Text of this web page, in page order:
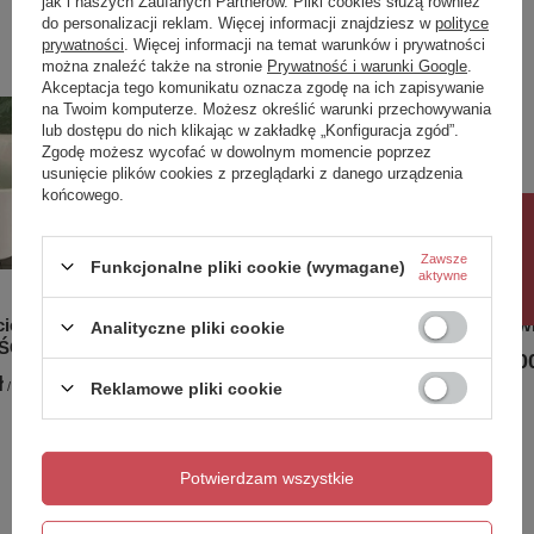
Najwyższa jakość akrylu
Produkty akrylowe POLIMAT cechuje wytrzymałość i
trwałość.
zlewozmywaków jest wyjątkowo gładka, w jednolitej
śnieżnobiałej barwie ponieważ surowiec do produkcji
naszych modeli pozyskujemy od najlepszych
europejskich producentów!
Miękko wyprofilowane krawędzie i zagięcia wpływają
korzystnie na komfort korzystania z wanny, brodzika
czy zlewozmywaka, a kolejną zaletą tworzywa jest
Produkty akrylowe długo utrzymują temperaturę wody,
co jest szczególnie ważne podczas kąpieli. Wiele
osób lubi korzystać z dłuższych, gorących kąpieli, a
dolewanie wody tylko rozprasza relaks. Ponadto jest to
Poprzedni z tej kategorii
/
Wanna wolnostojąca przyścienna
Lampa
1
Następny z tej kategorii
Potrzebujesz pomocy? Masz pytania?
do personalizacji reklam. Więcej informacji znajdziesz w polityce
prywatności . Więcej informacji na temat warunków i prywatności
można znaleźć także na stronie Prywatność i warunki Google
Akceptacja tego komunikatu oznacza zgodę na ich zapisywanie
na Twoim komputerze. Możesz określić warunki przechowywania
lub dostępu do nich klikając w zakładkę „Konfiguracja zgód”.
Zgodę możesz wycofać w dowolnym momencie poprzez
usunięcie plików cookies z przeglądarki z danego urządzenia
końcowego.
Funkcjonalne pliki cookie (wymagane)
Zawsze
aktywne
Analityczne pliki cookie
Reklamowe pliki cookie
Potwierdzam wszystkie